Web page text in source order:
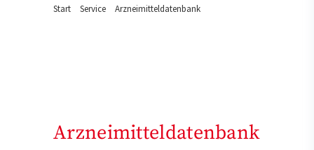
Start Service Arzneimitteldatenbank
Arzneimitteldatenbank